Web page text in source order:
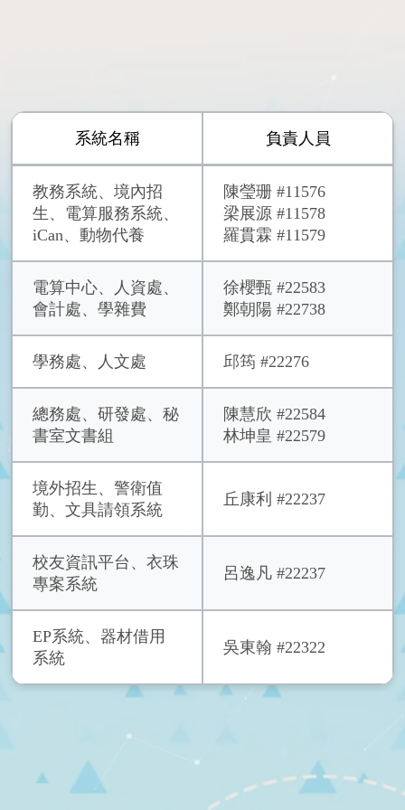
系統名稱 負責人員
教務系統、境內招
生、電算服務系統、
iCan、動物代養
陳瑩珊 #11576
梁展源 #11578
羅貫霖 #11579
電算中心、人資處、
會計處、學雜費
徐櫻甄 #22583
鄭朝陽 #22738
學務處、人文處 邱筠 #22276
總務處、研發處、秘
書室文書組
陳慧欣 #22584
林坤皇 #22579
境外招生、警衛值
勤、文具請領系統
丘康利 #22237
校友資訊平台、衣珠
專案系統
呂逸凡 #22237
EP系統、器材借用
系統
吳東翰 #22322